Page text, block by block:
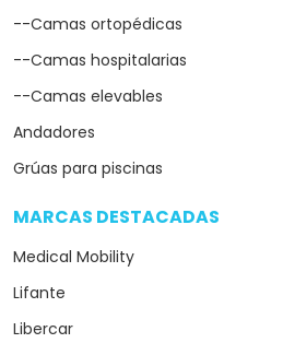
--Camas ortopédicas
--Camas hospitalarias
--Camas elevables
Andadores
Grúas para piscinas
MARCAS DESTACADAS
Medical Mobility
Lifante
Libercar